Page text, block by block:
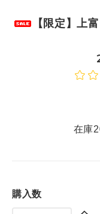
【限定】上
在庫
購入数